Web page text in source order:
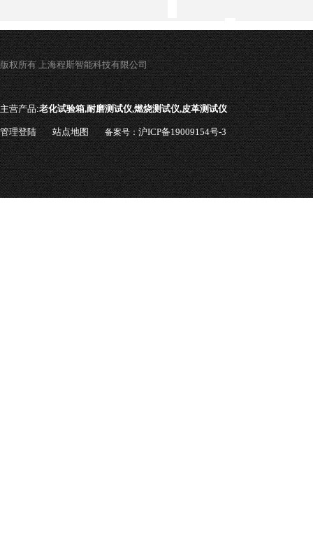
版权所有 上海程斯智能科技有限公司
主营产品:老化试验箱,耐磨测试仪,燃烧测试仪,皮革测试仪
管理登陆 站点地图 备案号：沪ICP备19009154号-3